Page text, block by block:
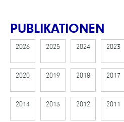
PUBLIKATIONEN
2026 2025 2024 2023
2020 2019 2018 2017
2014 2013 2012 2011